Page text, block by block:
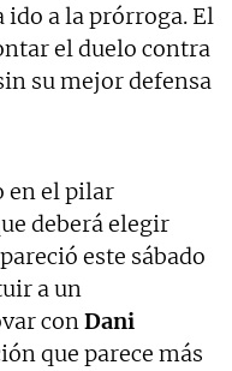
a la prórroga. El
el duelo contra
su mejor defensa
en el pilar
deberá elegir
este sábado
a un
conDani
que parece más